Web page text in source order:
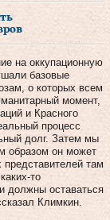
на оккупационную
базовые
о которых всем
момент,
и Красного
процесс
долг. Затем мы
образом он может
представителей там
то
должны оставаться
Климкин.